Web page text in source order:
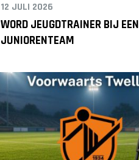
12 JULI 2026
WORD JEUGDTRAINER BIJ EEN
JUNIORENTEAM